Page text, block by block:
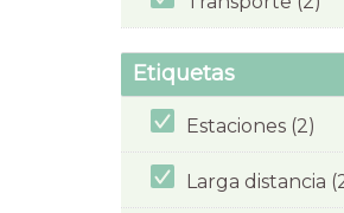
Etiquetas
Estaciones (2)
Larga distancia